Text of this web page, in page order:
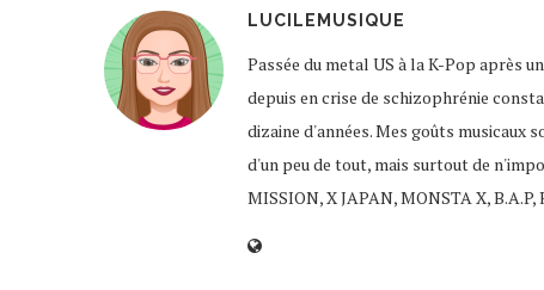
LUCILEMUSIQUE
Passée du metal US à la K-Pop après
depuis en crise de schizophrénie
dizaine d'années. Mes goûts musicaux
d'un peu de tout, mais surtout de
MISSION, X JAPAN, MONSTA X,